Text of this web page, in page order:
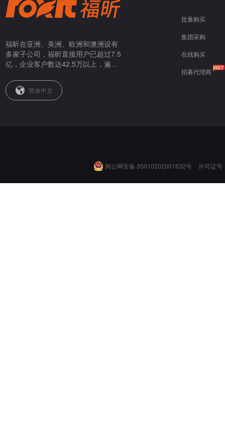
福昕在亚洲、美洲、欧洲和澳洲设有
多家子公司，福昕直接用户已超过7.5
亿，企业客户数达42.5万以上，遍布
简体中文
批量购买
集团采购
在线购买
招募代理商
闽公网安备 35010202001632号 许可证号